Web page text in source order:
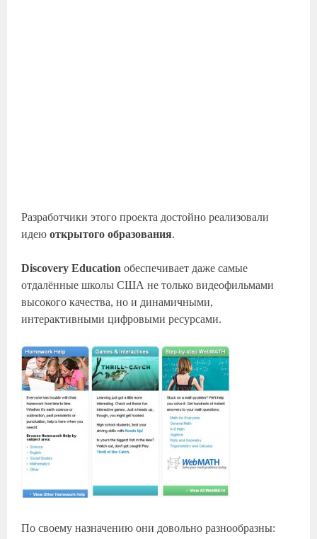
Разработчики этого проекта достойно реализовали
идеюоткрытого образования.
Discovery Education обеспечивает даже самые
отдалённые школы США не только видеофильмами
высокого качества, но и динамичными,
интерактивными цифровыми ресурсами.
По своему назначению они довольно разнообразны: